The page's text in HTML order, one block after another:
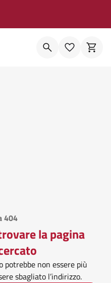
404
la pagina
potrebbe non essere più
sbagliato l’indirizzo.